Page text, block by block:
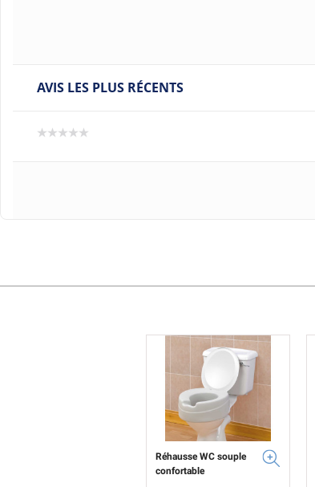
AVIS LES PLUS RÉCENTS
Réhausse WC souple
confortable